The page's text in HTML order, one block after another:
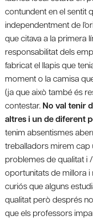
contundent en el sentit
independentment de
que citava a la primera
responsabilitat dels
fabricat el llapis que
moment o la camisa
(ja que això també és
contestar. No val tenir
altres i un de diferent
tenim absentismes
treballadors mirem cap
problemes de qualitat i
oportunitats de millora i
curiós que alguns
qualitat però després
que els professors